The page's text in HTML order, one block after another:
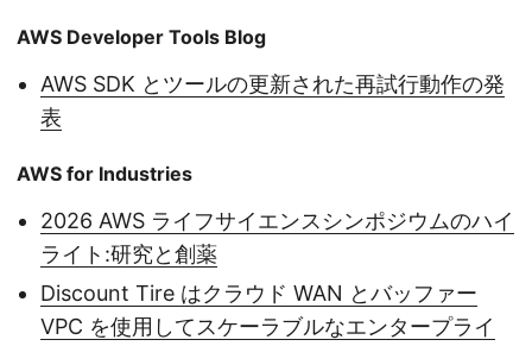
AWS Developer Tools Blog
AWS SDK とツールの更新された再試行動作の発
表
AWS for Industries
2026 AWS ライフサイエンスシンポジウムのハイ
ライト:研究と創薬
Discount Tire はクラウド WAN とバッファー
VPC を使用してスケーラブルなエンタープライ